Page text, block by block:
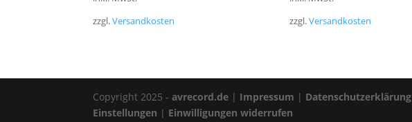
zzgl.Versandkosten
zzgl.Versandkosten
Copyright 2025 -avrecord.de | Impressum | Datenschutzerklärung
Einstellungen | Einwilligungen widerrufen